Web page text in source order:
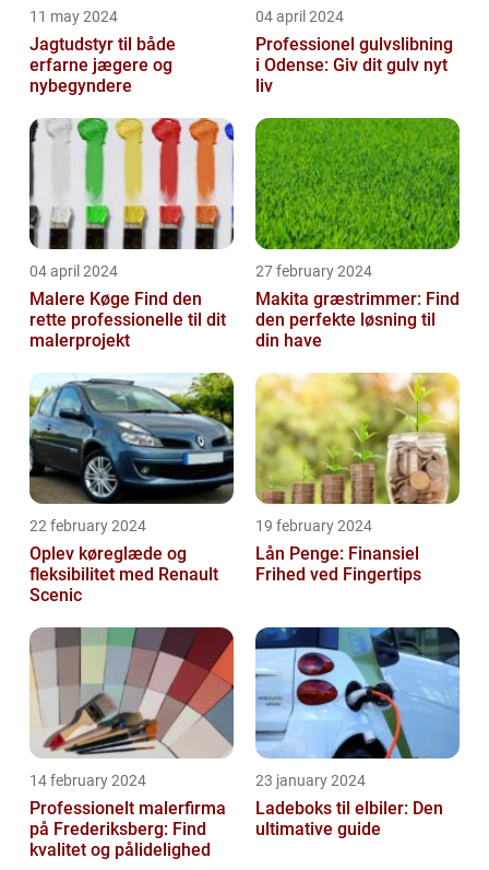
11 may 2024
Jagtudstyr til både
erfarne jægere og
nybegyndere
04 april 2024
Professionel gulvslibning
i Odense: Giv dit gulv nyt
liv
04 april 2024
Malere Køge Find den
rette professionelle til dit
malerprojekt
27 february 2024
Makita græstrimmer: Find
den perfekte løsning til
din have
22 february 2024
Oplev køreglæde og
fleksibilitet med Renault
Scenic
19 february 2024
Lån Penge: Finansiel
Frihed ved Fingertips
14 february 2024
Professionelt malerfirma
på Frederiksberg: Find
kvalitet og pålidelighed
23 january 2024
Ladeboks til elbiler: Den
ultimative guide